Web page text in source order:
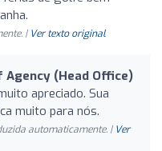
| Ver texto original
Agency (Head Office)
apreciado. Sua
muito para nós.
automaticamente. | Ver